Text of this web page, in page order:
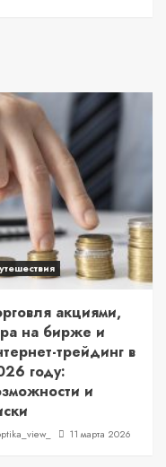
акциями,
на бирже и
трейдинг в
году:
и
11 марта 2026